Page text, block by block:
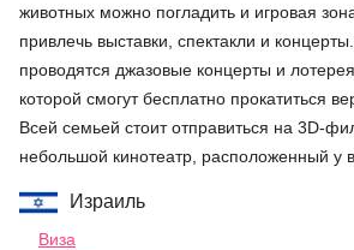
животных можно погладить и игровая
привлечь выставки, спектакли и
проводятся джазовые концерты и
которой смогут бесплатно прокатиться
Всей семьей стоит отправиться на 3D-
небольшой кинотеатр, расположенный у
Израиль
Виза